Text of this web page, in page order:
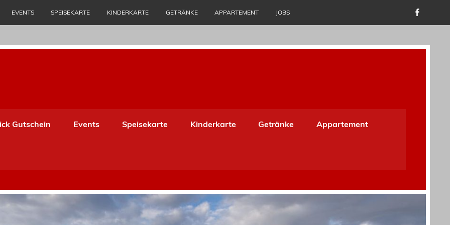
EVENTS SPEISEKARTE KINDERKARTE GETRÄNKE APPARTEMENT JOBS
Gutschein Events Speisekarte Kinderkarte Getränke Appartement